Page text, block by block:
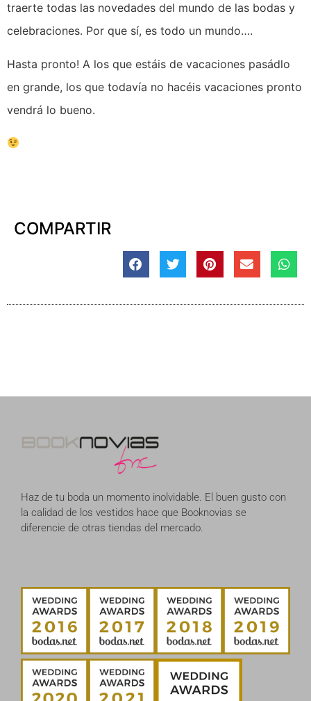
traerte todas las novedades del mundo de las bodas y
celebraciones. Por que sí, es todo un mundo….
Hasta pronto! A los que estáis de vacaciones pasádlo
en grande, los que todavía no hacéis vacaciones pronto
vendrá lo bueno.
COMPARTIR
Haz de tu boda un momento inolvidable. El buen gusto con
la calidad de los vestidos hace que Booknovias se
diferencie de otras tiendas del mercado.